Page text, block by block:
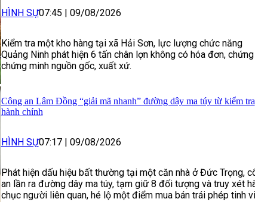
HÌNH SỰ07:45 | 09/08/2026
Kiểm tra một kho hàng tại xã Hải Sơn, lực lượng chức năng
Quảng Ninh phát hiện 6 tấn chân lợn không có hóa đơn,
chứng minh nguồn gốc, xuất xứ.
Công an Lâm Đồng “giải mã nhanh” đường dây ma túy từ kiểm tra
hành chính
HÌNH SỰ07:17 | 09/08/2026
Phát hiện dấu hiệu bất thường tại một căn nhà ở Đức Trọng,
an lần ra đường dây ma túy, tạm giữ 8 đối tượng và truy xét
chục người liên quan, hé lộ một điểm mua bán trái phép tinh